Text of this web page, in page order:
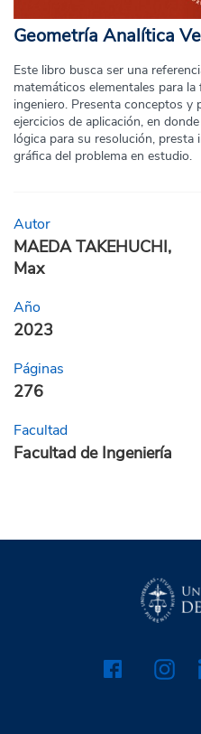
Geometría Analítica
Este libro busca ser una
matemáticos elementales para
ingeniero. Presenta conceptos y
ejercicios de aplicación, en
lógica para su resolución,
gráfica del problema en estudio.
Autor
MAEDA TAKEHUCHI,
Max
Año
2023
Páginas
276
Facultad
Facultad de Ingeniería